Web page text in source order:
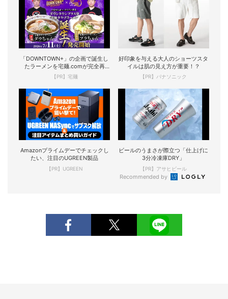
「DOWNTOWN+」の企画で誕生し
たラーメンを宅麺.comが完全再
現！
【PR】宅麺
好印象を与える大人のショーツスタ
イルは肌の見え方が重要！？
【PR】パナソニック
Amazonプライムデーでチェックし
たい、注目のUGREEN製品
【PR】UGREEN
ビールのうまさが際立つ「仕上げに
3分冷凍庫DRY」
【PR】アサヒビール
Recommended by